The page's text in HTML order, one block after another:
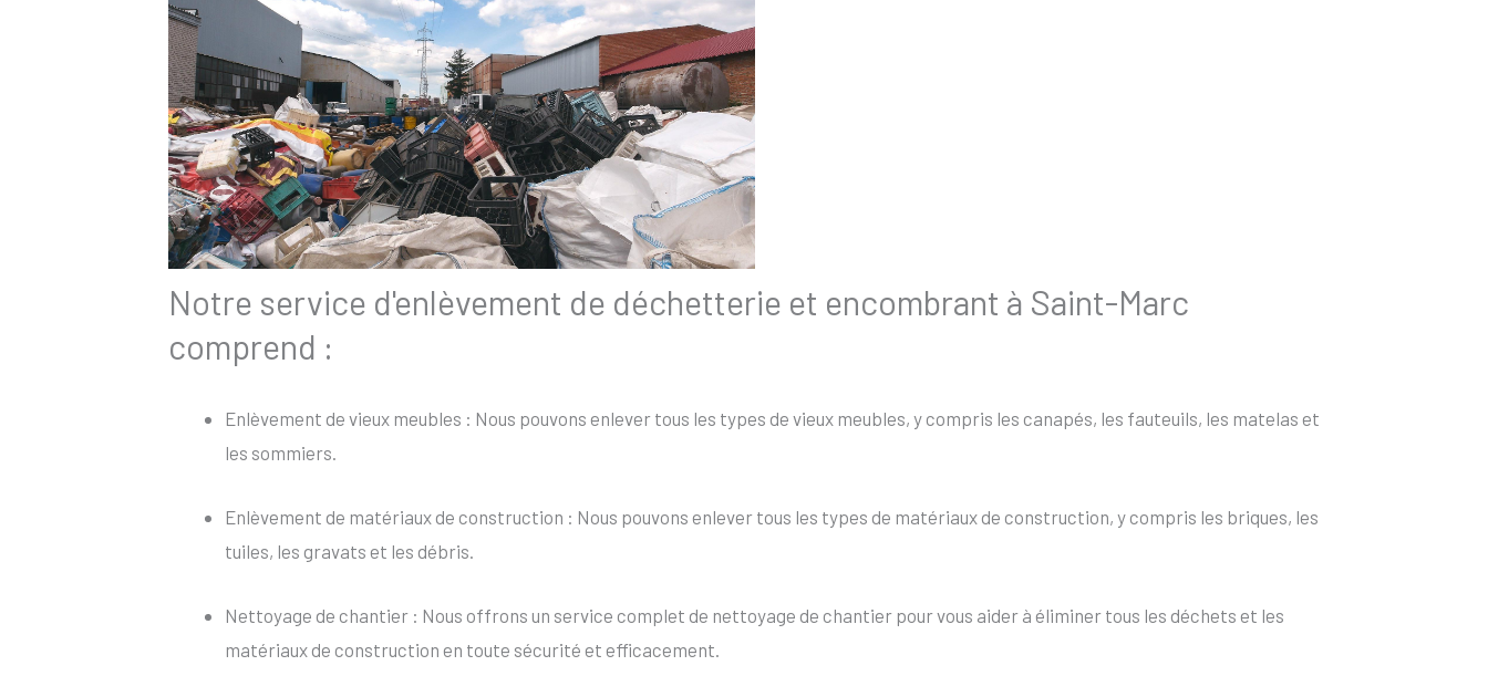
Notre service d'enlèvement de déchetterie et encombrant à Saint-Marc
comprend :
Enlèvement de vieux meubles : Nous pouvons enlever tous les types de vieux meubles, y compris les canapés, les fauteuils, les matelas et
les sommiers.
Enlèvement de matériaux de construction : Nous pouvons enlever tous les types de matériaux de construction, y compris les briques, les
tuiles, les gravats et les débris.
Nettoyage de chantier : Nous offrons un service complet de nettoyage de chantier pour vous aider à éliminer tous les déchets et les
matériaux de construction en toute sécurité et efficacement.